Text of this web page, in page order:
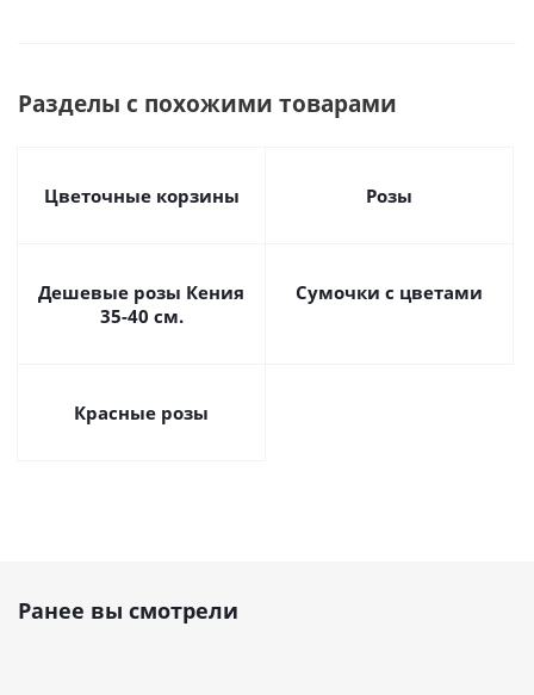
Разделы с похожими товарами
Цветочные корзины Розы
Дешевые розы Кения
35-40 см.
Сумочки с цветами
Красные розы
Ранее вы смотрели